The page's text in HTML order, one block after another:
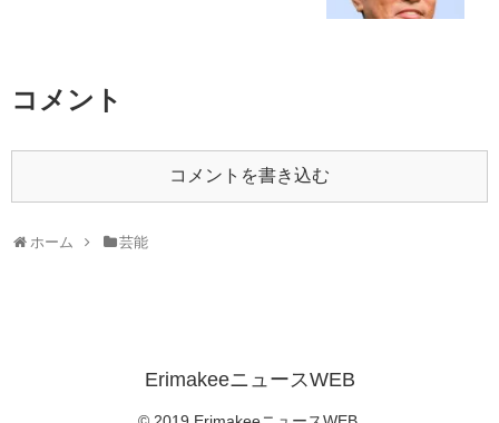
コメント
コメントを書き込む
ホーム 芸能
ErimakeeニュースWEB